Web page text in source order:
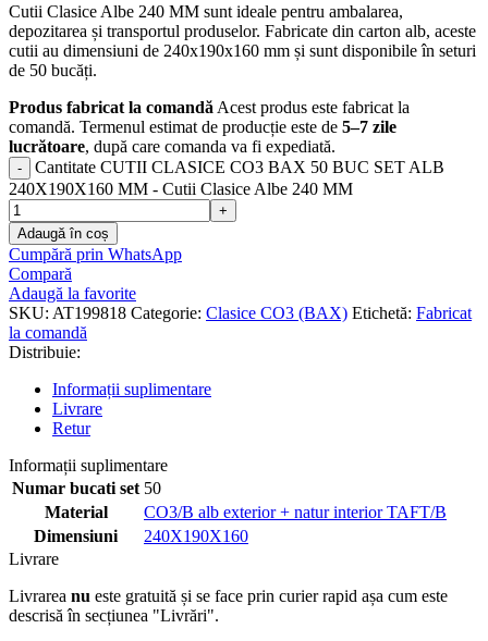
Cutii Clasice Albe 240 MM sunt ideale pentru ambalarea,
depozitarea și transportul produselor. Fabricate din carton alb, aceste
cutii au dimensiuni de 240x190x160 mm și sunt disponibile în seturi
de 50 bucăți.
Produs fabricat la comandă Acest produs este fabricat la
comandă. Termenul estimat de producție este de 5–7 zile
lucrătoare, după care comanda va fi expediată.
Cantitate CUTII CLASICE CO3 BAX 50 BUC SET ALB
240X190X160 MM - Cutii Clasice Albe 240 MM
Adaugă în coș
Cumpără prin WhatsApp
Compară
Adaugă la favorite
SKU: AT199818 Categorie: Clasice CO3 (BAX) Etichetă: Fabricat
la comandă
Distribuie:
Informații suplimentare
Livrare
Retur
Informații suplimentare
Numar bucati set 50
Material
CO3/B alb exterior + natur interior TAFT/B
Dimensiuni
240X190X160
Livrare
Livrarea nu este gratuită și se face prin curier rapid așa cum este
descrisă în secțiunea "Livrări".